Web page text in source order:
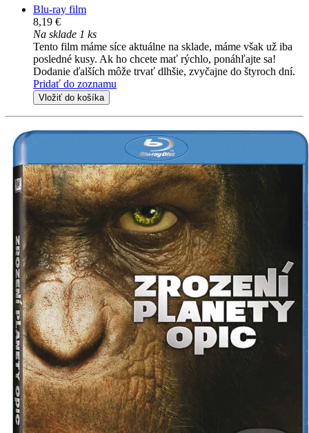
Blu-ray film
8,19 €
Na sklade 1 ks
Tento film máme síce aktuálne na sklade, máme však už iba
posledné kusy. Ak ho chcete mať rýchlo, ponáhľajte sa!
Dodanie ďalších môže trvať dlhšie, zvyčajne do štyroch dní.
Pridať do zoznamu
Vložiť do košíka